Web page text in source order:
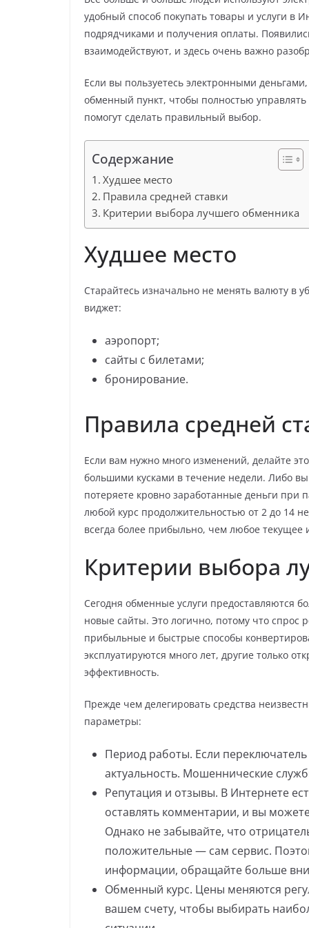
удобный способ покупать товары и услуги в
подрядчиками и получения оплаты.
взаимодействуют, и здесь очень важно
Если вы пользуетесь электронными
обменный пункт, чтобы полностью
помогут сделать правильный выбор.
Содержание
Худшее место
Правила средней ставки
Критерии выбора лучшего обменника
Худшее место
Старайтесь изначально не менять валюту в
виджет:
аэропорт;
сайты с билетами;
бронирование.
Правила средней
Если вам нужно много изменений, делайте
большими кусками в течение недели. Либо
потеряете кровно заработанные деньги при
любой курс продолжительностью от 2 до 14
всегда более прибыльно, чем любое текущее
Критерии выбора
Сегодня обменные услуги предоставляются
новые сайты. Это логично, потому что спрос
прибыльные и быстрые способы
эксплуатируются много лет, другие только
эффективность.
Прежде чем делегировать средства
параметры:
Период работы. Если
актуальность. Мошеннические
Репутация и отзывы. В Интернете
оставлять комментарии, и вы
Однако не забывайте, что
положительные — сам сервис.
информации, обращайте больше
Обменный курс. Цены меняются
вашем счету, чтобы выбирать